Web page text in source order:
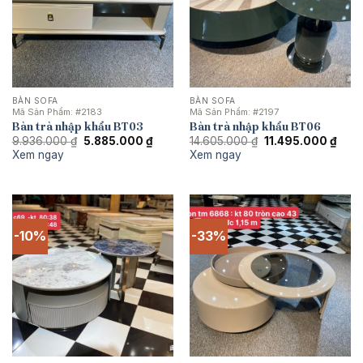
BÀN SOFA
Mã Sản Phẩm: #2183
Bàn trà nhập khẩu BT03
9.936.000₫ Giá
5.885.000 ₫Giá
hiện
Xem ngay
BÀN SOFA
Mã Sản Phẩm: #2197
Bàn trà nhập khẩu BT06
14.605.000₫ Giá
11.495.000 ₫Giá
hiện
Xem ngay
-10% -33%